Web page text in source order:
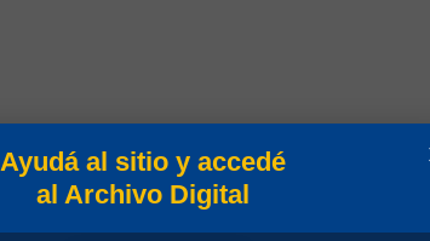
Ayudá al sitio y accedé
al Archivo Digital